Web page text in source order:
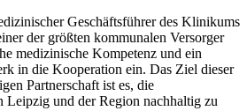
Geschäftsführer des Klinikums
der größten kommunalen Versorger
medizinische Kompetenz und ein
in die Kooperation ein. Das Ziel dieser
Partnerschaft ist es, die
Leipzig und der Region nachhaltig zu